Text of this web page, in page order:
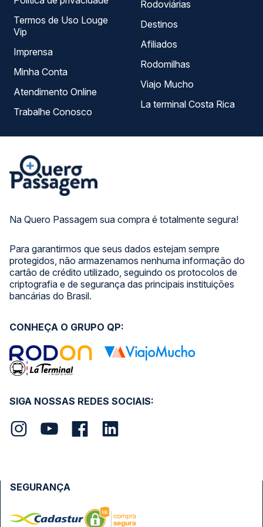
Na Quero Passagem sua compra é totalmente segura!
Para garantirmos que seus dados estejam sempre
protegidos, não armazenamos nenhuma informação do
cartão de crédito utilizado, seguindo os protocolos de
criptografia e de segurança das principais instituições
bancárias do Brasil.
Termos de Uso Louge
Vip
Imprensa
Minha Conta
Atendimento Online
Trabalhe Conosco
Rodoviárias
Destinos
Afiliados
Rodomilhas
Viajo Mucho
La terminal Costa Rica
SIGA NOSSAS REDES SOCIAIS:
CONHEÇA O GRUPO QP:
SEGURANÇA